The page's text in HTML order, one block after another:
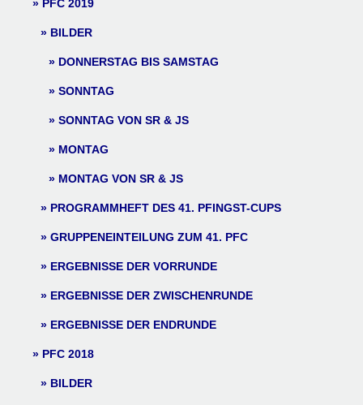
PFC 2019
BILDER
DONNERSTAG BIS SAMSTAG
SONNTAG
SONNTAG VON SR & JS
MONTAG
MONTAG VON SR & JS
PROGRAMMHEFT DES 41. PFINGST-CUPS
GRUPPENEINTEILUNG ZUM 41. PFC
ERGEBNISSE DER VORRUNDE
ERGEBNISSE DER ZWISCHENRUNDE
ERGEBNISSE DER ENDRUNDE
PFC 2018
BILDER